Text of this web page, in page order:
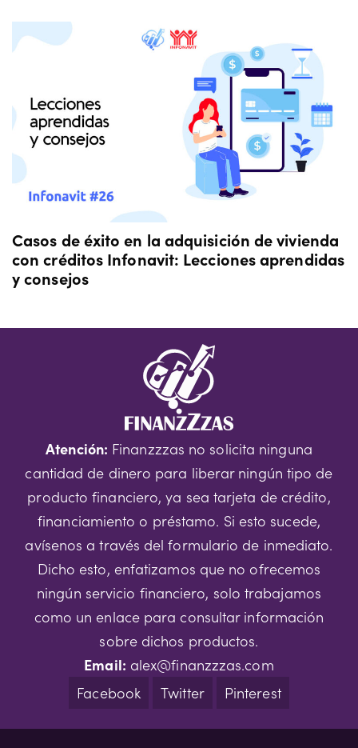
Casos de éxito en la adquisición de vivienda
con créditos Infonavit: Lecciones aprendidas
y consejos
Atención: Finanzzzas no solicita ninguna
cantidad de dinero para liberar ningún tipo de
producto financiero, ya sea tarjeta de crédito,
financiamiento o préstamo. Si esto sucede,
avísenos a través del formulario de inmediato.
Dicho esto, enfatizamos que no ofrecemos
ningún servicio financiero, solo trabajamos
como un enlace para consultar información
sobre dichos productos.
Email: alex@finanzzzas.com
Facebook
Twitter Pinterest